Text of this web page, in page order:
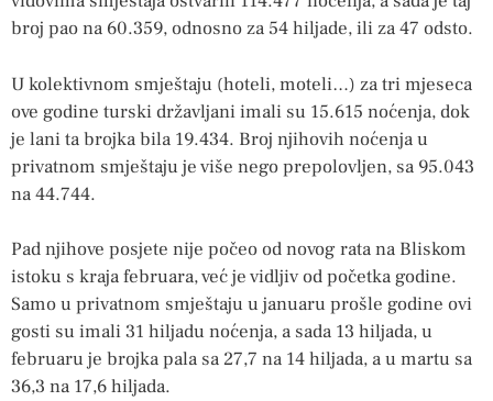
broj pao na 60.359, odnosno za 54 hiljade, ili za 47 odsto.
U kolektivnom smještaju (hoteli, moteli…) za tri mjeseca
ove godine turski državljani imali su 15.615 noćenja, dok
je lani ta brojka bila 19.434. Broj njihovih noćenja u
privatnom smještaju je više nego prepolovljen, sa 95.043
na 44.744.
Pad njihove posjete nije počeo od novog rata na Bliskom
istoku s kraja februara, već je vidljiv od početka godine.
Samo u privatnom smještaju u januaru prošle godine ovi
gosti su imali 31 hiljadu noćenja, a sada 13 hiljada, u
februaru je brojka pala sa 27,7 na 14 hiljada, a u martu sa
36,3 na 17,6 hiljada.